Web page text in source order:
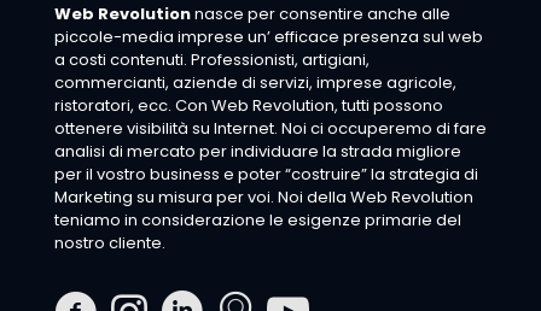
Web Revolutionnasce per consentire anche alle
piccole-media imprese un’ efficace presenza sul web
a costi contenuti. Professionisti, artigiani,
commercianti, aziende di servizi, imprese agricole,
ristoratori, ecc. Con Web Revolution, tutti possono
ottenere visibilità su Internet. Noi ci occuperemo di fare
analisi di mercato per individuare la strada migliore
per il vostro business e poter “costruire” la strategia di
Marketing su misura per voi. Noi della Web Revolution
teniamo in considerazione le esigenze primarie del
nostro cliente.